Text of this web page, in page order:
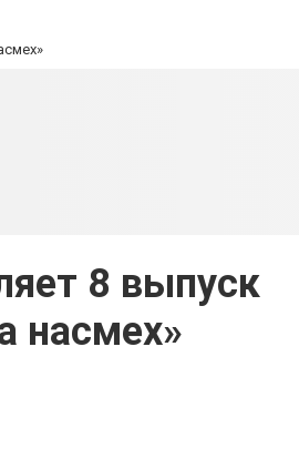
8 выпуск
насмех»